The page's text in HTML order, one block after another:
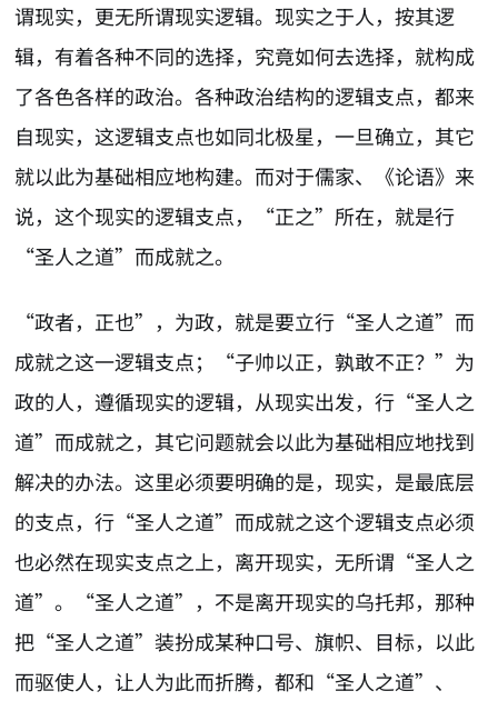
谓现实，更无所谓现实逻辑。现实之于人，按其逻
辑，有着各种不同的选择，究竟如何去选择，就构成
了各色各样的政治。各种政治结构的逻辑支点，都来
自现实，这逻辑支点也如同北极星，一旦确立，其它
就以此为基础相应地构建。而对于儒家、《论语》来
说，这个现实的逻辑支点，“正之”所在，就是行
“圣人之道”而成就之。
“政者，正也”，为政，就是要立行“圣人之道”而
成就之这一逻辑支点；“子帅以正，孰敢不正？”为
政的人，遵循现实的逻辑，从现实出发，行“圣人之
道”而成就之，其它问题就会以此为基础相应地找到
解决的办法。这里必须要明确的是，现实，是最底层
的支点，行“圣人之道”而成就之这个逻辑支点必须
也必然在现实支点之上，离开现实，无所谓“圣人之
道”。“圣人之道”，不是离开现实的乌托邦，那种
把“圣人之道”装扮成某种口号、旗帜、目标，以此
而驱使人，让人为此而折腾，都和“圣人之道”、